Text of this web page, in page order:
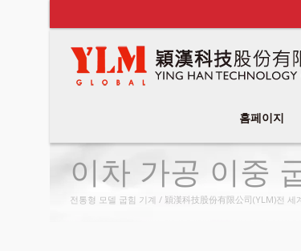
홈페이지
이차 가공 이중
전통형 모델 굽힘 기계 / 穎漢科技股份有限公司(YLM)전